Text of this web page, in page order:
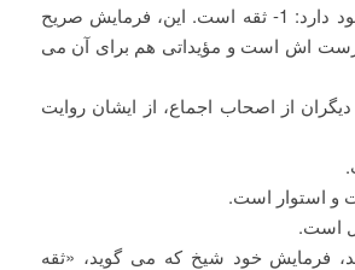
ایشان، سه قول وجود دارد: 1- ثقه است. این، فرمایش صریح
اش است و مؤیداتی هم برای آن می
از اصحاب اجماع، از ایشان روایت
و استوار است.
است.
فرمایش خود شیخ که می گوید، «ثقه